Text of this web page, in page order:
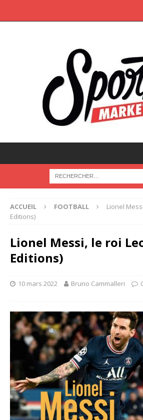
ACCUEIL FOOTBALL
Lionel
Editions)
Lionel Messi, le roi
Editions)
10 mars 2022 Bruno Cammalleri